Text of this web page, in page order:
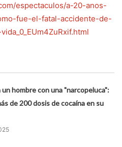
espectaculos/a-20-anos-
fue-el-fatal-accidente-de-
hombre con una "narcopeluca":
de 200 dosis de cocaína en su